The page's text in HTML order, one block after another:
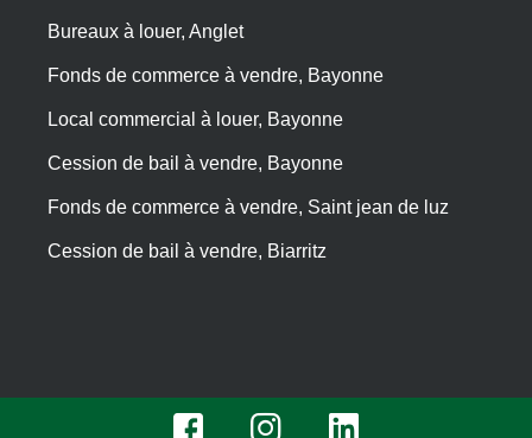
Bureaux à louer, Anglet
Fonds de commerce à vendre, Bayonne
Local commercial à louer, Bayonne
Cession de bail à vendre, Bayonne
Fonds de commerce à vendre, Saint jean de luz
Cession de bail à vendre, Biarritz